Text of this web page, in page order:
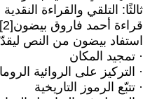
ثالثًا: التلقي والقراءة النقدية
قراءة أحمد فاروق بيضون[2]
استفاد بيضون من النص
· تمجيد المكان
· التركيز على الروائية
· تتبّع الرموز التاريخية